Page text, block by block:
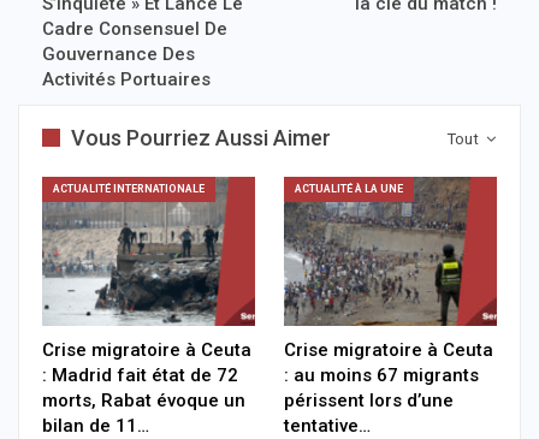
Cadre Consensuel De
Gouvernance Des
Activités Portuaires
Tout
Vous Pourriez Aussi Aimer
ACTUALITÉ INTERNATIONALE
Crise migratoire à Ceuta
: Madrid fait état de 72
morts, Rabat évoque un
bilan de 11…
ACTUALITÉ À LA UNE
Crise migratoire à Ceuta
: au moins 67 migrants
périssent lors d’une
tentative…